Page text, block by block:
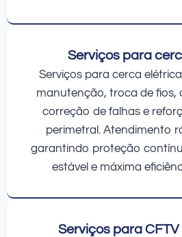
Serviços para
Serviços para cerca
manutenção, troca de fios,
correção de falhas e
perimetral. Atendimento
garantindo proteção
estável e máxima
Serviços para